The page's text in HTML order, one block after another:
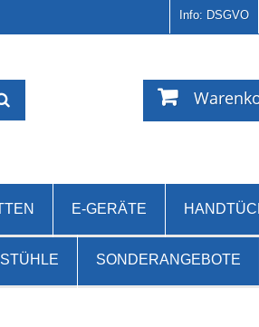
Info: DSGVO
E-GERÄTE
SONDERANGEBOTE